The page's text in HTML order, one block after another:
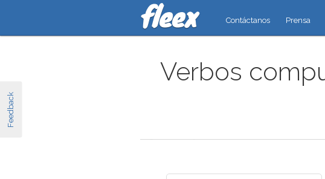
Feedback
Contáctanos Prensa
Verbos